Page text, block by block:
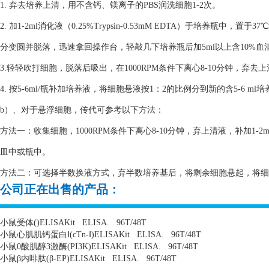
1. 弃去培养上清，用不含钙、镁离子的PBS润洗细胞1-2次。
2. 加1-2ml消化液（0.25%Trypsin-0.53mM EDTA）于培养瓶中，置于
分变圆并脱落，迅速拿回操作台，轻敲几下培养瓶后加5ml以上含10%血
3.轻轻吹打细胞，脱落后吸出，在1000RPM条件下离心8-10分钟，弃去
4. 按5-6ml/瓶补加培养液，将细胞悬液按1：2的比例分到新的含5-6 ml培
b）、对于悬浮细胞，传代可参考以下方法：
方法一：收集细胞，1000RPM条件下离心8-10分钟，弃上清液，补加1-
皿中或瓶中。
方法二：可选择半数换液方式，弃半数培养基后，将剩余细胞悬起，将
公司正在出售的产品：
小鼠受体()ELISAKit ELISA.
96T/48T
小鼠心肌肌钙蛋白Ⅰ (cTn- )ELISAKit ELISA.
96T/48T
小鼠0酸肌醇3激酶(PI3K)ELISAKit ELISA.
96T/48T
小鼠β内啡肽(β-EP)ELISAKit ELISA. 96T/48T